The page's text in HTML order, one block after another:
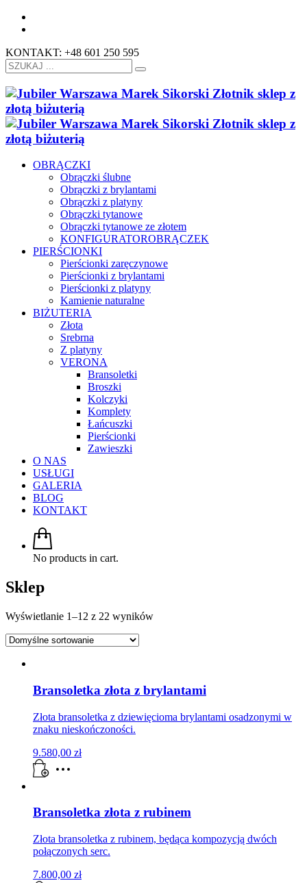
KONTAKT: +48 601 250 595
OBRĄCZKI
Obrączki ślubne
Obrączki z brylantami
Obrączki z platyny
Obrączki tytanowe
Obrączki tytanowe ze złotem
KONFIGURATOROBRĄCZEK
PIERŚCIONKI
Pierścionki zaręczynowe
Pierścionki z brylantami
Pierścionki z platyny
Kamienie naturalne
BIŻUTERIA
Złota
Srebrna
Z platyny
VERONA
Bransoletki
Broszki
Kolczyki
Komplety
Łańcuszki
Pierścionki
Zawieszki
O NAS
USŁUGI
GALERIA
BLOG
KONTAKT
No products in cart.
Sklep
Wyświetlanie 1–12 z 22 wyników
Bransoletka złota z brylantami
Złota bransoletka z dziewięcioma brylantami osadzonymi w
znaku nieskończoności.
9.580,00 zł
Bransoletka złota z rubinem
Złota bransoletka z rubinem, będąca kompozycją dwóch
połączonych serc.
7.800,00 zł